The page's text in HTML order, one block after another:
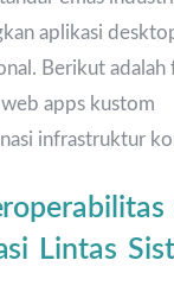
aplikasi
Berikut adalah
apps kustom
infrastruktur
Lintas